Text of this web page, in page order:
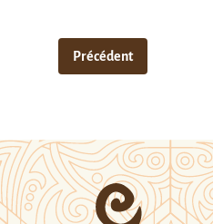
Précédent